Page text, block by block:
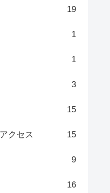
19
1
1
3
15
クセス 15
9
16